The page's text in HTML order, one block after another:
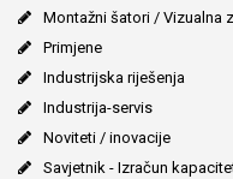
Montažni šatori / Vizualna
Primjene
Industrijska riješenja
Industrija-servis
Noviteti / inovacije
Savjetnik - Izračun